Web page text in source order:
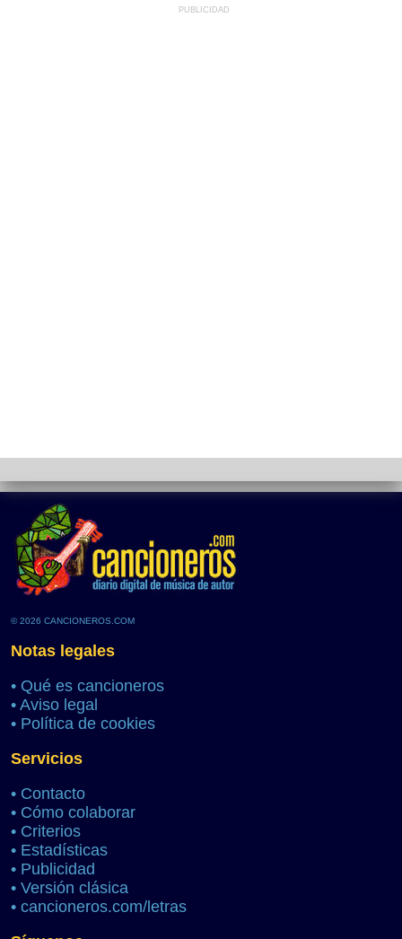
PUBLICIDAD
© 2026 CANCIONEROS.COM
Notas legales
• Qué es cancioneros
• Aviso legal
• Política de cookies
Servicios
• Contacto
• Cómo colaborar
• Criterios
• Estadísticas
• Publicidad
• Versión clásica
• cancioneros.com/letras